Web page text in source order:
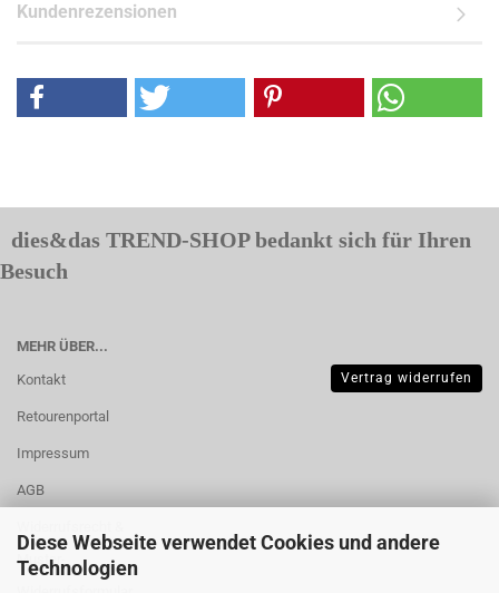
Diese Webseite verwendet Cookies und andere
Technologien
Kundenrezensionen
dies&das TREND-SHOP bedankt sich für Ihren
Besuch
MEHR ÜBER...
Kontakt
Retourenportal
Impressum
AGB
Muster-
Vertrag widerrufen